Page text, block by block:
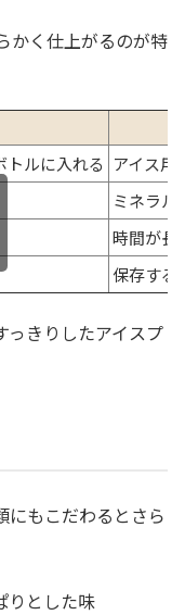
かく仕上がるのが特
ルに入れる アイス用
ミネラル
時間が長
保存する
っきりしたアイスプ
にもこだわるとさら
りとした味